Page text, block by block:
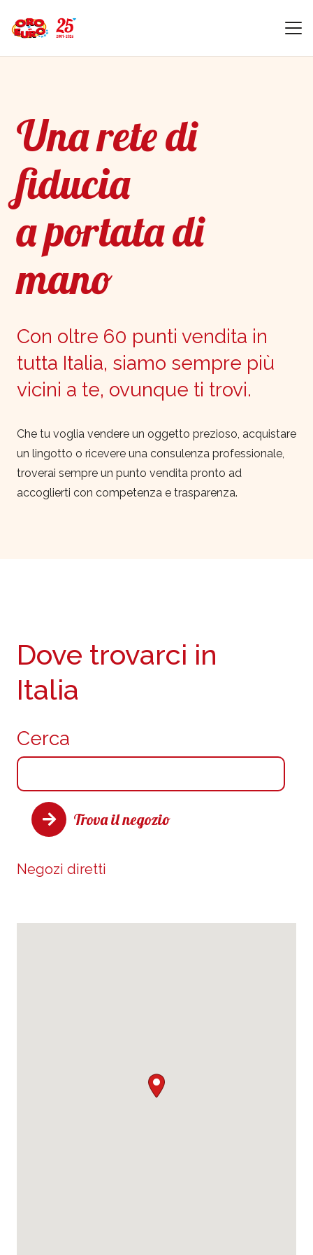
Una rete di
fiducia
a portata di
mano
Con oltre 60 punti vendita in
tutta Italia, siamo sempre più
vicini a te, ovunque ti trovi.
Che tu voglia vendere un oggetto prezioso, acquistare
un lingotto o ricevere una consulenza professionale,
troverai sempre un punto vendita pronto ad
accoglierti con competenza e trasparenza.
Cerca
Trova il negozio
Dove trovarci in
Italia
Negozi diretti